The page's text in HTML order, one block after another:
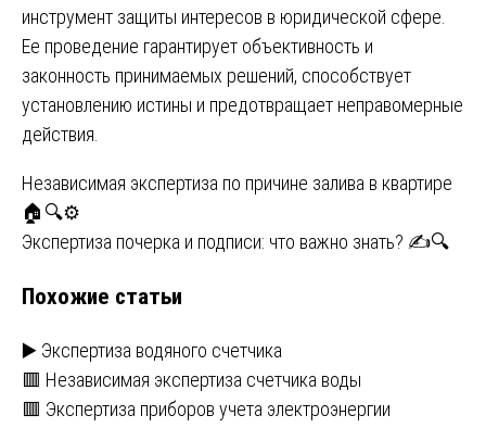
инструмент защиты интересов в юридической сфере.
Ее проведение гарантирует объективность и
законность принимаемых решений, способствует
установлению истины и предотвращает неправомерные
действия.
Навигация
по
Независимая экспертиза по причине залива в квартире
🏠🔍⚙️
Экспертиза почерка и подписи: что важно знать? ✍️🔍
Похожие статьи
▶️ Экспертиза водяного счетчика
🟥 Независимая экспертиза счетчика воды
🟥 Экспертиза приборов учета электроэнергии